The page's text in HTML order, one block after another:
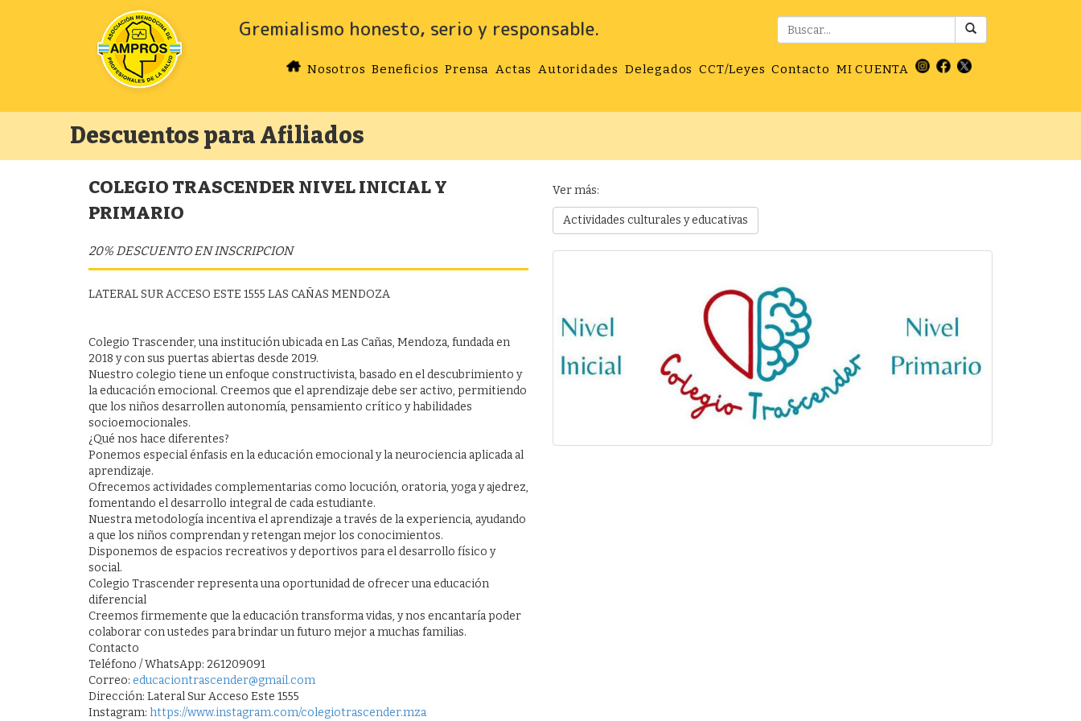
Gremialismo honesto, serio y responsable.
Nosotros Beneficios Prensa Actas Autoridades Delegados CCT/Leyes Contacto MI CUENTA
Descuentos para Afiliados
COLEGIO TRASCENDER NIVEL INICIAL Y
PRIMARIO
20% DESCUENTO EN INSCRIPCION
LATERAL SUR ACCESO ESTE 1555 LAS CAÑAS MENDOZA
Colegio Trascender, una institución ubicada en Las Cañas, Mendoza, fundada en
2018 y con sus puertas abiertas desde 2019.
Nuestro colegio tiene un enfoque constructivista, basado en el descubrimiento y
la educación emocional. Creemos que el aprendizaje debe ser activo, permitiendo
que los niños desarrollen autonomía, pensamiento crítico y habilidades
socioemocionales.
¿Qué nos hace diferentes?
Ponemos especial énfasis en la educación emocional y la neurociencia aplicada al
aprendizaje.
Ofrecemos actividades complementarias como locución, oratoria, yoga y ajedrez,
fomentando el desarrollo integral de cada estudiante.
Nuestra metodología incentiva el aprendizaje a través de la experiencia, ayudando
a que los niños comprendan y retengan mejor los conocimientos.
Disponemos de espacios recreativos y deportivos para el desarrollo físico y
social.
Colegio Trascender representa una oportunidad de ofrecer una educación
diferencial
Creemos firmemente que la educación transforma vidas, y nos encantaría poder
colaborar con ustedes para brindar un futuro mejor a muchas familias.
Contacto
Teléfono / WhatsApp: 261209091
Correo: educaciontrascender@gmail.com
Dirección: Lateral Sur Acceso Este 1555
Instagram: https://www.instagram.com/colegiotrascender.mza
Ver más:
Actividades culturales y educativas